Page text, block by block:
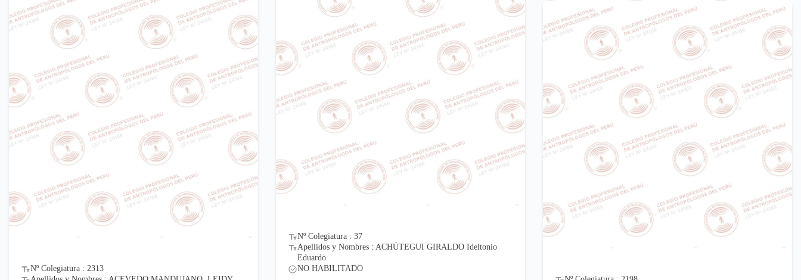
Nº Colegiatura : 2313
Nº Colegiatura : 37
Apellidos y Nombres : ACHÚTEGUI GIRALDO Ideltonio
Eduardo
NO HABILITADO